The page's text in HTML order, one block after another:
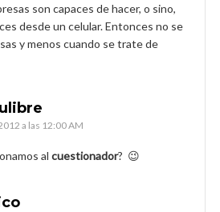
son capaces de hacer, o sino,
desde un celular. Entonces no se
y menos cuando se trate de
a las 12:00 AM
al cuestionador? 😉